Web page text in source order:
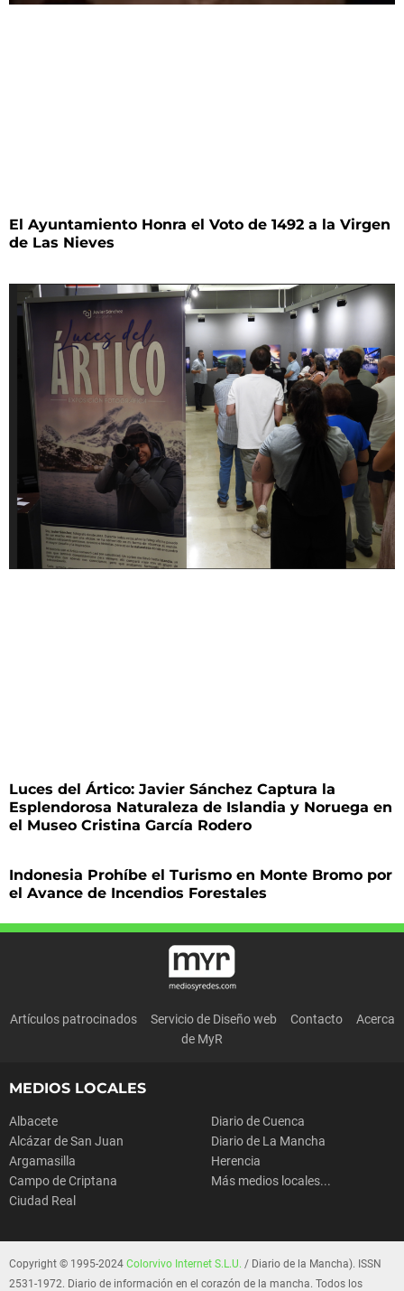
El Ayuntamiento Honra el Voto de 1492 a la Virgen
de Las Nieves
Luces del Ártico: Javier Sánchez Captura la
Esplendorosa Naturaleza de Islandia y Noruega en
el Museo Cristina García Rodero
Indonesia Prohíbe el Turismo en Monte Bromo por
el Avance de Incendios Forestales
Artículos patrocinados Servicio de Diseño web Contacto
Acerca
de MyR
MEDIOS LOCALES
Albacete
Alcázar de San Juan
Argamasilla
Campo de Criptana
Ciudad Real
Diario de Cuenca
Diario de La Mancha
Herencia
Más medios locales...
Copyright © 1995-2024 Colorvivo Internet S.L.U. / Diario de la Mancha). ISSN
2531-1972. Diario de información en el corazón de la mancha. Todos los